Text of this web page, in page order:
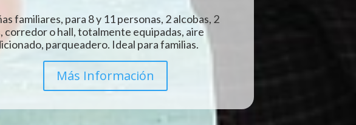
familiares, para 8 y 11 personas, 2 alcobas, 2
corredor o hall, totalmente equipadas, aire
parqueadero. Ideal para familias.
Más Información